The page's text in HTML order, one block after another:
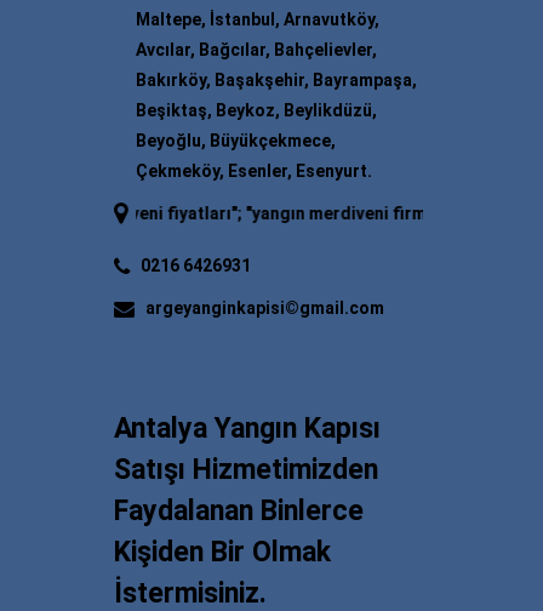
Maltepe, İstanbul, Arnavutköy,
Avcılar, Bağcılar, Bahçelievler,
Bakırköy, Başakşehir, Bayrampaşa,
Beşiktaş, Beykoz, Beylikdüzü,
Beyoğlu, Büyükçekmece,
Çekmeköy, Esenler, Esenyurt.
fiyatları"; "yangın merdiveni firmaları"; " yangın merdiveni
0216 6426931
argeyanginkapisi©gmail.com
Antalya Yangın Kapısı
Satışı Hizmetimizden
Faydalanan Binlerce
Kişiden Bir Olmak
İstermisiniz.